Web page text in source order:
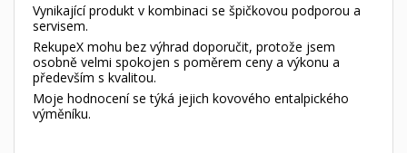
Vynikající produkt v kombinaci se špičkovou podporou a
servisem.
RekupeX mohu bez výhrad doporučit, protože jsem
osobně velmi spokojen s poměrem ceny a výkonu a
především s kvalitou.
Moje hodnocení se týká jejich kovového entalpického
výměníku.